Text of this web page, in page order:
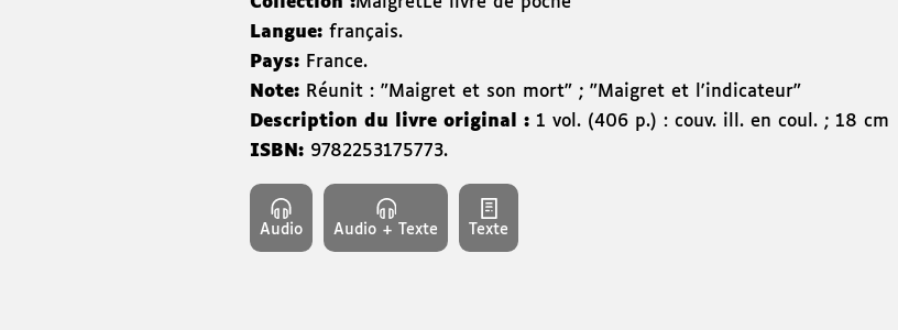
Langue: français.
Pays: France.
Note: Réunit : "Maigret et son mort" ; "Maigret et l'indicateur"
Description du livre original : 1 vol. (406 p.) : couv. ill. en coul. ; 18 cm
ISBN: 9782253175773.
Audio Audio + Texte Texte